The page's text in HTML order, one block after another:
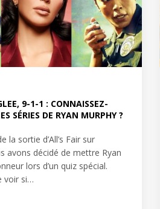
9-1-1 : CONNAISSEZ-
SÉRIES DE RYAN MURPHY ?
la sortie d’All’s Fair sur
avons décidé de mettre Ryan
lors d’un quiz spécial.
voir si…